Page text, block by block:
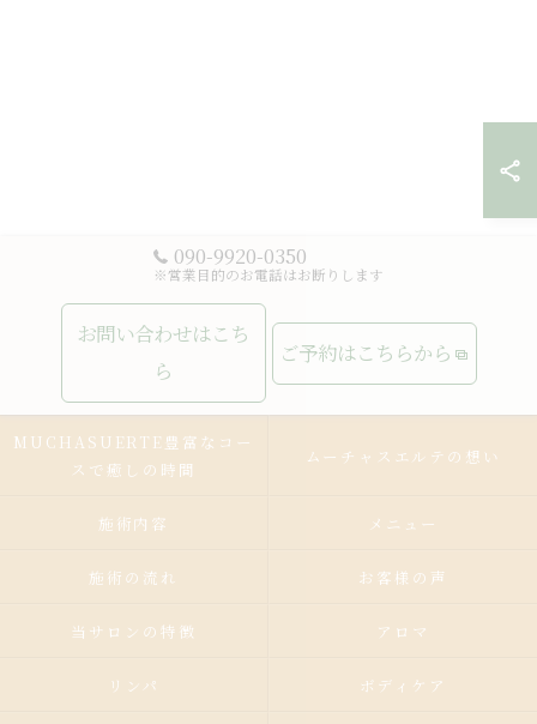
090-9920-0350
※営業目的のお電話はお断りします
お問い合わせはこち
ら
ご予約はこちらから
MUCHASUERTE豊富なコー
スで癒しの時間
ムーチャスエルテの想い
施術内容 メニュー
施術の流れ お客様の声
当サロンの特徴 アロマ
リンパ ボディケア